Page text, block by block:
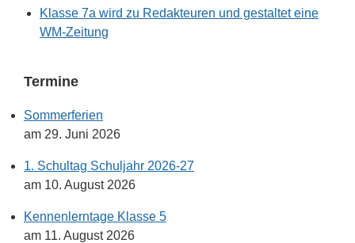
Klasse 7a wird zu Redakteuren und gestaltet eine
WM-Zeitung
Termine
Sommerferien
am 29. Juni 2026
1. Schultag Schuljahr 2026-27
am 10. August 2026
Kennenlerntage Klasse 5
am 11. August 2026